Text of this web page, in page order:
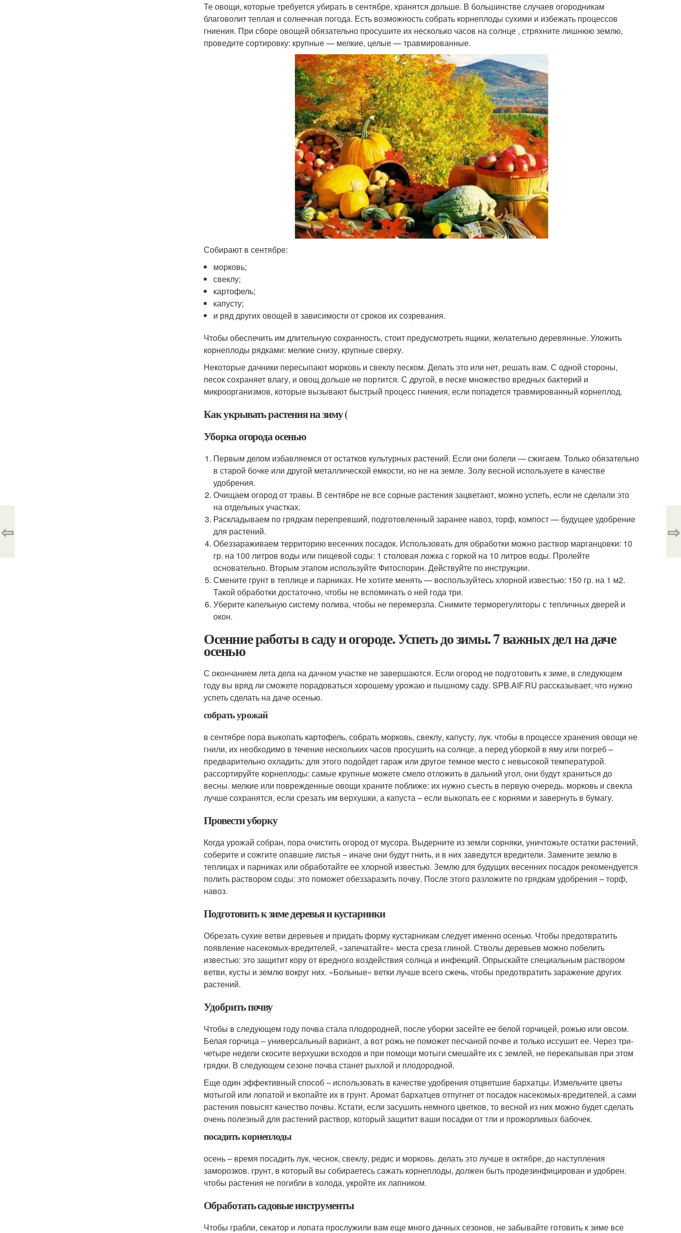
Те овощи, которые требуется убирать в сентябре, хранятся дольше. В большинстве случаев огородникам
благоволит теплая и солнечная погода. Есть возможность собрать корнеплоды сухими и избежать процессов
гниения. При сборе овощей обязательно просушите их несколько часов на солнце , стряхните лишнюю землю,
проведите сортировку: крупные — мелкие, целые — травмированные.
Собирают в сентябре:
морковь;
свеклу;
картофель;
капусту;
и ряд других овощей в зависимости от сроков их созревания.
Чтобы обеспечить им длительную сохранность, стоит предусмотреть ящики, желательно деревянные. Уложить
корнеплоды рядками: мелкие снизу, крупные сверху.
Некоторые дачники пересыпают морковь и свеклу песком. Делать это или нет, решать вам. С одной стороны,
песок сохраняет влагу, и овощ дольше не портится. С другой, в песке множество вредных бактерий и
микроорганизмов, которые вызывают быстрый процесс гниения, если попадется травмированный корнеплод.
Как укрывать растения на зиму (
Уборка огорода осенью
Первым делом избавляемся от остатков культурных растений. Если они болели — сжигаем. Только обязательно
в старой бочке или другой металлической емкости, но не на земле. Золу весной используете в качестве
удобрения.
Очищаем огород от травы. В сентябре не все сорные растения зацветают, можно успеть, если не сделали это
на отдельных участках.
Раскладываем по грядкам перепревший, подготовленный заранее навоз, торф, компост — будущее удобрение
для растений.
Обеззараживаем территорию весенних посадок. Использовать для обработки можно раствор марганцовки: 10
гр. на 100 литров воды или пищевой соды: 1 столовая ложка с горкой на 10 литров воды. Пролейте
основательно. Вторым этапом используйте Фитоспорин. Действуйте по инструкции.
Смените грунт в теплице и парниках. Не хотите менять — воспользуйтесь хлорной известью: 150 гр. на 1 м2.
Такой обработки достаточно, чтобы не вспоминать о ней года три.
Уберите капельную систему полива, чтобы не перемерзла. Снимите терморегуляторы с тепличных дверей и
окон.
Осенние работы в саду и огороде. Успеть до зимы. 7 важных дел на даче
осенью
С окончанием лета дела на дачном участке не завершаются. Если огород не подготовить к зиме, в следующем
году вы вряд ли сможете порадоваться хорошему урожаю и пышному саду. SPB.AIF.RU рассказывает, что нужно
успеть сделать на даче осенью.
собрать урожай
в сентябре пора выкопать картофель, собрать морковь, свеклу, капусту, лук. чтобы в процессе хранения овощи не
гнили, их необходимо в течение нескольких часов просушить на солнце, а перед уборкой в яму или погреб –
предварительно охладить: для этого подойдет гараж или другое темное место с невысокой температурой.
рассортируйте корнеплоды: самые крупные можете смело отложить в дальний угол, они будут храниться до
весны. мелкие или поврежденные овощи храните поближе: их нужно съесть в первую очередь. морковь и свекла
лучше сохранятся, если срезать им верхушки, а капуста – если выкопать ее с корнями и завернуть в бумагу.
Провести уборку
Когда урожай собран, пора очистить огород от мусора. Выдерните из земли сорняки, уничтожьте остатки растений,
соберите и сожгите опавшие листья – иначе они будут гнить, и в них заведутся вредители. Замените землю в
теплицах и парниках или обработайте ее хлорной известью. Землю для будущих весенних посадок рекомендуется
полить раствором соды: это поможет обеззаразить почву. После этого разложите по грядкам удобрения – торф,
навоз.
Подготовить к зиме деревья и кустарники
Обрезать сухие ветви деревьев и придать форму кустарникам следует именно осенью. Чтобы предотвратить
появление насекомых-вредителей, «запечатайте» места среза глиной. Стволы деревьев можно побелить
известью: это защитит кору от вредного воздействия солнца и инфекций. Опрыскайте специальным раствором
ветви, кусты и землю вокруг них. «Больные» ветки лучше всего сжечь, чтобы предотвратить заражение других
растений.
Удобрить почву
Чтобы в следующем году почва стала плодородней, после уборки засейте ее белой горчицей, рожью или овсом.
Белая горчица – универсальный вариант, а вот рожь не поможет песчаной почве и только иссушит ее. Через три-
четыре недели скосите верхушки всходов и при помощи мотыги смешайте их с землей, не перекапывая при этом
грядки. В следующем сезоне почва станет рыхлой и плодородной.
Еще один эффективный способ – использовать в качестве удобрения отцветшие бархатцы. Измельчите цветы
мотыгой или лопатой и вкопайте их в грунт. Аромат бархатцев отпугнет от посадок насекомых-вредителей, а сами
растения повысят качество почвы. Кстати, если засушить немного цветков, то весной из них можно будет сделать
очень полезный для растений раствор, который защитит ваши посадки от тли и прожорливых бабочек.
посадить корнеплоды
осень – время посадить лук, чеснок, свеклу, редис и морковь. делать это лучше в октябре, до наступления
заморозков. грунт, в который вы собираетесь сажать корнеплоды, должен быть продезинфицирован и удобрен.
чтобы растения не погибли в холода, укройте их лапником.
Обработать садовые инструменты
Чтобы грабли, секатор и лопата прослужили вам еще много дачных сезонов, не забывайте готовить к зиме все
⇦ ⇨